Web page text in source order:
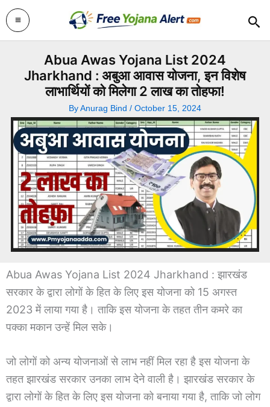
Skip
to
content
Abua Awas Yojana List 2024
Jharkhand : अबुआ आवास योजना, इन विशेष
लाभार्थियों को मिलेगा 2 लाख का तोहफा!
ByAnurag Bind / October 15, 2024
Abua Awas Yojana List 2024 Jharkhand : झारखंड
सरकार के द्वारा लोगों के हित के लिए इस योजना को 15 अगस्त
2023 में लाया गया है। ताकि इस योजना के तहत तीन कमरे का
पक्का मकान उन्हें मिल सके।
जो लोगों को अन्य योजनाओं से लाभ नहीं मिल रहा है इस योजना के
तहत झारखंड सरकार उनका लाभ देने वाली है। झारखंड सरकार के
द्वारा लोगों के हित के लिए इस योजना को बनाया गया है, ताकि जो लोग